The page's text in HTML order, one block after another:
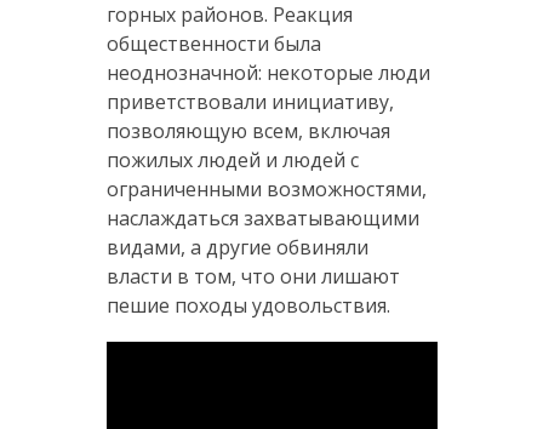
горных районов. Реакция
общественности была
неоднозначной: некоторые люди
приветствовали инициативу,
позволяющую всем, включая
пожилых людей и людей с
ограниченными возможностями,
наслаждаться захватывающими
видами, а другие обвиняли
власти в том, что они лишают
пешие походы удовольствия.